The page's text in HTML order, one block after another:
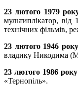
23 лютого 1979
мультиплікатор,
технічних фільмів,
23 лютого 1946 року
владику Никодима
23 лютого 1986 року
«Тернопіль».